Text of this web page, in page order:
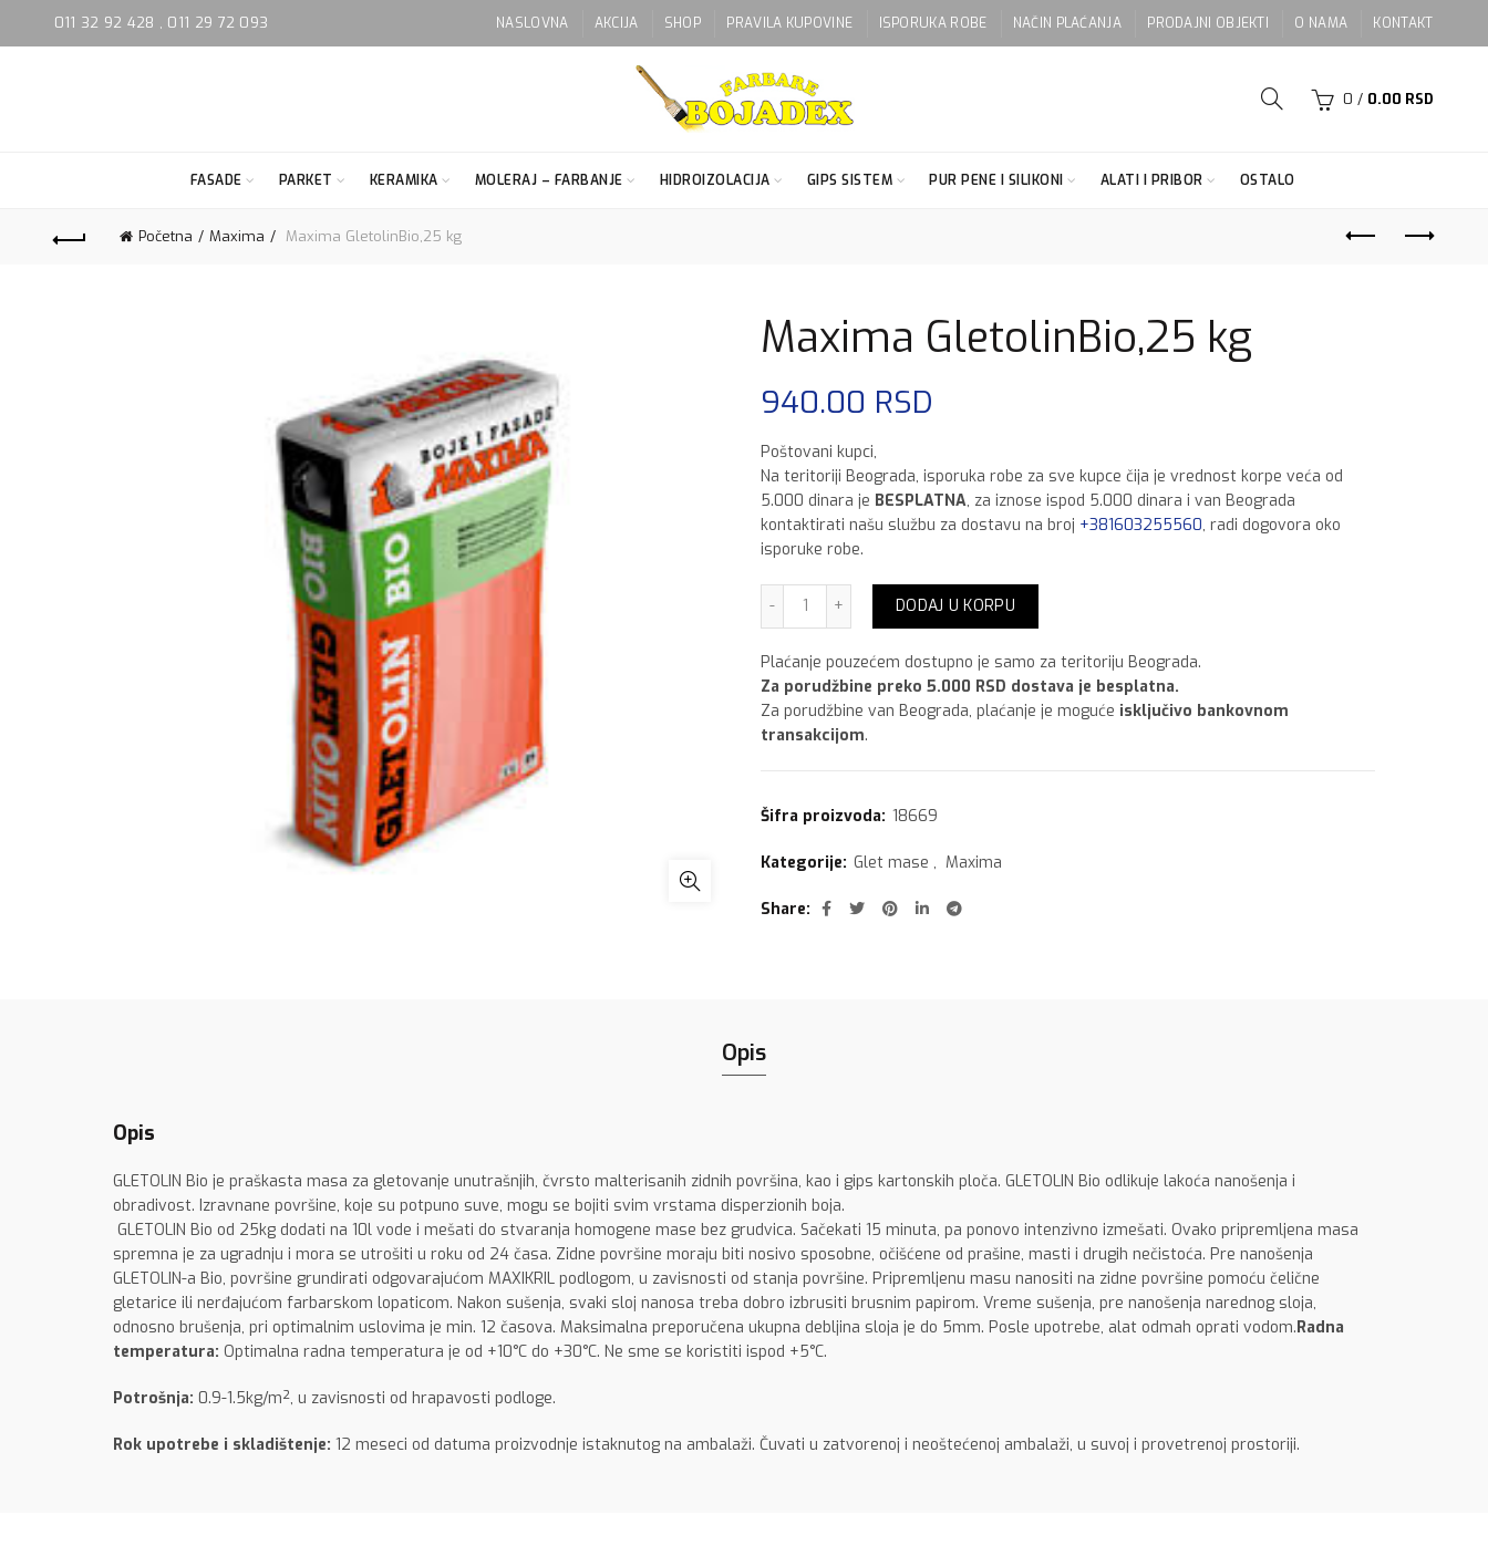
011 32 92 428 , 011 29 72 093 NASLOVNA AKCIJA SHOP PRAVILA KUPOVINE ISPORUKA ROBE NAČIN PLAĆANJA PRODAJNI OBJEKTI O NAMA KONTAKT
0 / 0.00 RSD
FASADE PARKET KERAMIKA MOLERAJ – FARBANJE HIDROIZOLACIJA GIPS SISTEM PUR PENE I SILIKONI ALATI I PRIBOR OSTALO
Početna Maxima Maxima GletolinBio,25 kg
Maxima GletolinBio,25 kg
940.00 RSD
Poštovani kupci,
Na teritoriji Beograda, isporuka robe za sve kupce čija je vrednost korpe veća od
5.000 dinara je BESPLATNA, za iznose ispod 5.000 dinara i van Beograda
kontaktirati našu službu za dostavu na broj +381603255560, radi dogovora oko
isporuke robe.
Maxima GletolinBio,25 kg količina
DODAJ U KORPU
Plaćanje pouzećem dostupno je samo za teritoriju Beograda.
Za porudžbine preko 5.000 RSD dostava je besplatna.
Za porudžbine van Beograda, plaćanje je moguće isključivo bankovnom
transakcijom.
Šifra proizvoda: 18669
Kategorije: Glet mase , Maxima
Share
Opis
Opis
GLETOLIN Bio je praškasta masa za gletovanje unutrašnjih, čvrsto malterisanih zidnih površina, kao i gips kartonskih ploča. GLETOLIN Bio odlikuje lakoća nanošenja i
obradivost. Izravnane površine, koje su potpuno suve, mogu se bojiti svim vrstama disperzionih boja.
GLETOLIN Bio od 25kg dodati na 10l vode i mešati do stvaranja homogene mase bez grudvica. Sačekati 15 minuta, pa ponovo intenzivno izmešati. Ovako pripremljena masa
spremna je za ugradnju i mora se utrošiti u roku od 24 časa. Zidne površine moraju biti nosivo sposobne, očišćene od prašine, masti i drugih nečistoća. Pre nanošenja
GLETOLIN-a Bio, površine grundirati odgovarajućom MAXIKRIL podlogom, u zavisnosti od stanja površine. Pripremljenu masu nanositi na zidne površine pomoću čelične
gletarice ili nerđajućom farbarskom lopaticom. Nakon sušenja, svaki sloj nanosa treba dobro izbrusiti brusnim papirom. Vreme sušenja, pre nanošenja narednog sloja,
odnosno brušenja, pri optimalnim uslovima je min. 12 časova. Maksimalna preporučena ukupna debljina sloja je do 5mm. Posle upotrebe, alat odmah oprati vodom.Radna
temperatura: Optimalna radna temperatura je od +10°C do +30°C. Ne sme se koristiti ispod +5°C.
Potrošnja: 0.9-1.5kg/m², u zavisnosti od hrapavosti podloge.
Rok upotrebe i skladištenje: 12 meseci od datuma proizvodnje istaknutog na ambalaži. Čuvati u zatvorenoj i neoštećenoj ambalaži, u suvoj i provetrenoj prostoriji.